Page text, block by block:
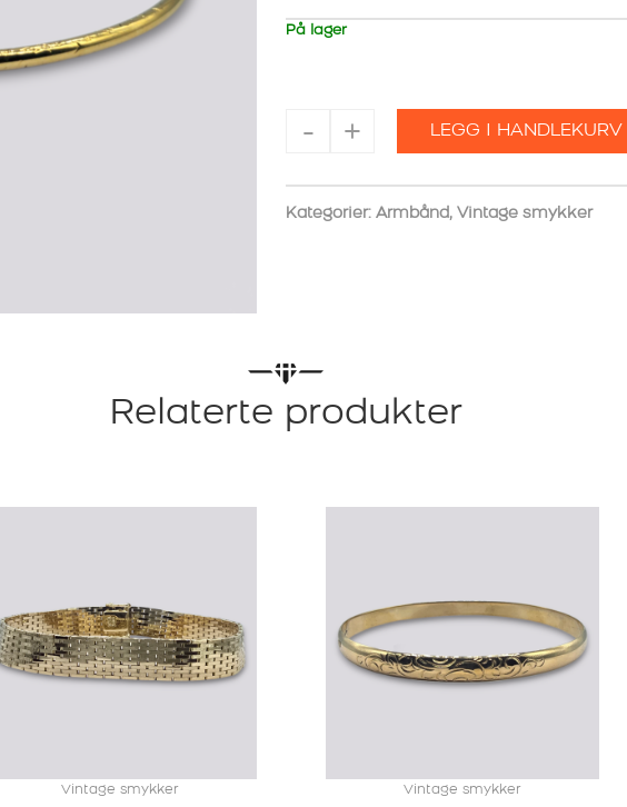
På lager
-
VINTAGE
SISELERT
antall
+ LEGG I HANDLEKURV
Kategorier: Armbånd, Vintage smykker
Relaterte produkter
Vintage smykker Vintage smykker